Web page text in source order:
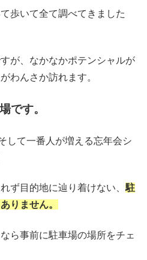
歩いて全て調べてきました
が、なかなかポテンシャルが
わんさか訪れます。
です。
して一番人が増える忘年会シ
ず目的地に辿り着けない、 駐
りません。
ら事前に駐車場の場所をチェ